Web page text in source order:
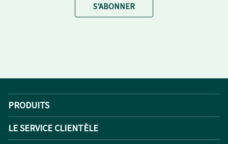
S'ABONNER
PRODUITS
LE SERVICE CLIENTÈLE